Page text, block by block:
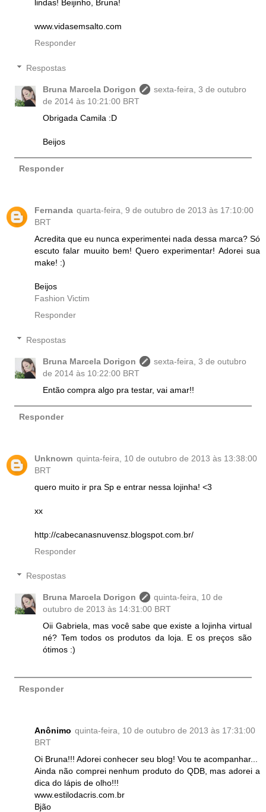
lindas! Beijinho, Bruna!
www.vidasemsalto.com
Responder
Respostas
Bruna Marcela Dorigon
sexta-feira, 3 de outubro
de 2014 às 10:21:00 BRT
Obrigada Camila :D
Beijos
Responder
Fernanda quarta-feira, 9 de outubro de 2013 às 17:10:00
BRT
Acredita que eu nunca experimentei nada dessa marca? Só
escuto falar muuito bem! Quero experimentar! Adorei sua
make! :)
Beijos
Fashion Victim
Responder
Respostas
Bruna Marcela Dorigon
sexta-feira, 3 de outubro
de 2014 às 10:22:00 BRT
Então compra algo pra testar, vai amar!!
Responder
Unknown quinta-feira, 10 de outubro de 2013 às 13:38:00
BRT
quero muito ir pra Sp e entrar nessa lojinha! <3
xx
http://cabecanasnuvensz.blogspot.com.br/
Responder
Respostas
Bruna Marcela Dorigon
quinta-feira, 10 de
outubro de 2013 às 14:31:00 BRT
Oii Gabriela, mas você sabe que existe a lojinha virtual
né? Tem todos os produtos da loja. E os preços são
ótimos :)
Responder
Anônimo quinta-feira, 10 de outubro de 2013 às 17:31:00
BRT
Oi Bruna!!! Adorei conhecer seu blog! Vou te acompanhar...
Ainda não comprei nenhum produto do QDB, mas adorei a
dica do lápis de olho!!!
www.estilodacris.com.br
Bjão